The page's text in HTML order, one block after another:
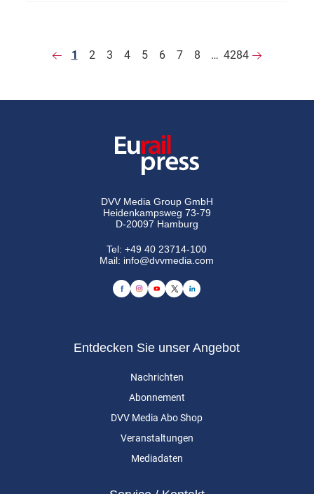
1 2 3 4 5 6 7 8 … 4284
DVV Media Group GmbH
Heidenkampsweg 73-79
D-20097 Hamburg
Tel:+49 40 23714-100
Mail: info@dvvmedia.com
Entdecken Sie unser Angebot
Nachrichten
Abonnement
DVV Media Abo Shop
Veranstaltungen
Mediadaten